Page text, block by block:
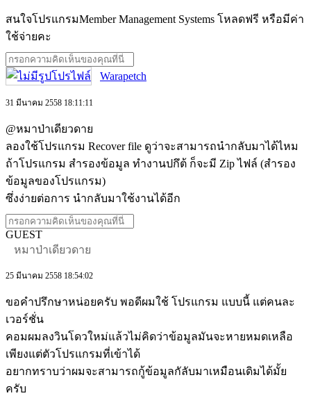
สนใจโปรแกรมMember Management Systems โหลดฟรี หรือมีค่า
ใช้จ่ายคะ
Warapetch
31 มีนาคม 2558 18:11:11
@หมาป่าเดียวดาย
ลองใช้โปรแกรม Recover file ดูว่าจะสามารถนำกลับมาได้ไหม
ถ้าโปรแกรม สำรองข้อมูล ทำงานปกึต้ ก็จะมี Zip ไฟล์ (สำรอง
ข้อมูลของโปรแกรม)
ซึ่งง่ายต่อการ นำกลับมาใช้งานได้อีก
GUEST
หมาป่าเดียวดาย
25 มีนาคม 2558 18:54:02
ขอคำปรึกษาหน่อยครับ พอดีผมใช้ โปรแกรม แบบนี้ แต่คนละ
เวอร์ชั่น
คอมผมลงวินโดวใหม่แล้วไม่คิดว่าข้อมูลมันจะหายหมดเหลือ
เพียงแต่ตัวโปรแกรมที่เข้าได้
อยากทราบว่าผมจะสามารถกู้ข้อมูลกัลับมาเหมือนเดิมได้มั้ย
ครับ